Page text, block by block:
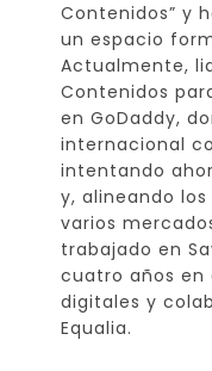
Contenidos” y
un espacio
Actualmente,
Contenidos
en GoDaddy,
internacional
intentando
y, alineando
varios
trabajado en
cuatro años en
digitales y
Equalia.